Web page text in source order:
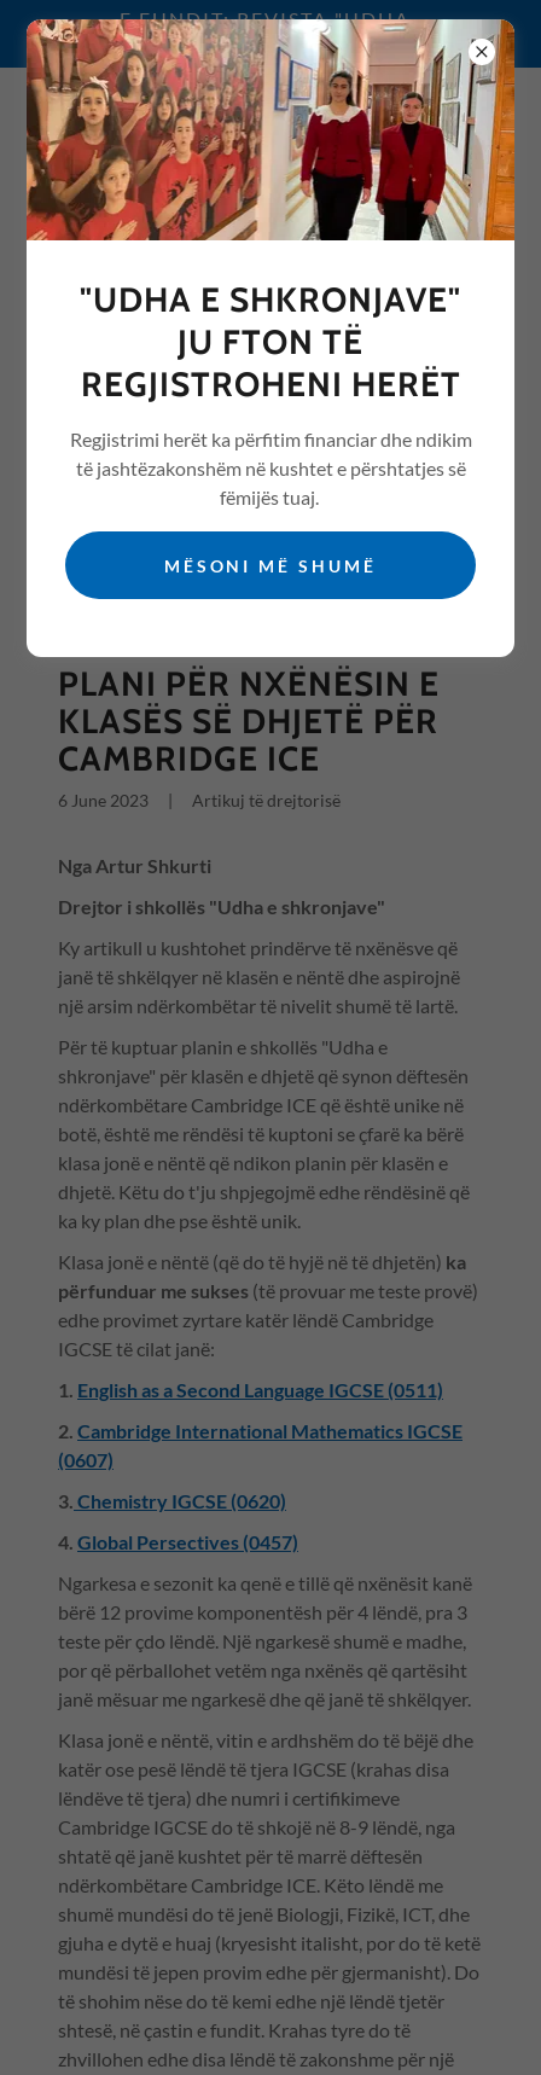
E FUNDIT: REVISTA "UDHA
E SHKRONJAVE" 2026
0692076068
REVISTA "UDHA E
SHKRONJAVE" ME ARTIKUJ
NGA ARSIMI /EDUCATION
All Posts
PLANI PËR NXËNËSIN E
KLASËS SË DHJETË PËR
CAMBRIDGE ICE
6 June 2023 Artikuj të drejtorisë
Nga Artur Shkurti
Drejtor i shkollës "Udha e shkronjave"
Ky artikull u kushtohet prindërve të nxënësve që
janë të shkëlqyer në klasën e nëntë dhe aspirojnë
një arsim ndërkombëtar të nivelit shumë të lartë.
Për të kuptuar planin e shkollës "Udha e
shkronjave" për klasën e dhjetë që synon dëftesën
ndërkombëtare Cambridge ICE që është unike në
botë, është me rëndësi të kuptoni se çfarë ka bërë
klasa jonë e nëntë që ndikon planin për klasën e
dhjetë. Këtu do t'ju shpjegojmë edhe rëndësinë që
ka ky plan dhe pse është unik.
Klasa jonë e nëntë (që do të hyjë në të dhjetën) ka
përfunduar me sukses (të provuar me teste provë)
edhe provimet zyrtare katër lëndë Cambridge
IGCSE të cilat janë:
1. English as a Second Language IGCSE (0511)
2. Cambridge International Mathematics IGCSE
(0607)
3. Chemistry IGCSE (0620)
4. Global Persectives (0457)
Ngarkesa e sezonit ka qenë e tillë që nxënësit kanë
bërë 12 provime komponentësh për 4 lëndë, pra 3
teste për çdo lëndë. Një ngarkesë shumë e madhe,
por që përballohet vetëm nga nxënës që qartësiht
janë mësuar me ngarkesë dhe që janë të shkëlqyer.
Klasa jonë e nëntë, vitin e ardhshëm do të bëjë dhe
katër ose pesë lëndë të tjera IGCSE (krahas disa
lëndëve të tjera) dhe numri i certifikimeve
Cambridge IGCSE do të shkojë në 8-9 lëndë, nga
shtatë që janë kushtet për të marrë dëftesën
ndërkombëtare Cambridge ICE. Këto lëndë me
shumë mundësi do të jenë Biologji, Fizikë, ICT, dhe
gjuha e dytë e huaj (kryesisht italisht, por do të ketë
mundësi të jepen provim edhe për gjermanisht). Do
të shohim nëse do të kemi edhe një lëndë tjetër
shtesë, në çastin e fundit. Krahas tyre do të
zhvillohen edhe disa lëndë të zakonshme për një
"UDHA E SHKRONJAVE"
JU FTON TË
REGJISTROHENI HERËT
Regjistrimi herët ka përfitim financiar dhe ndikim
të jashtëzakonshëm në kushtet e përshtatjes së
fëmijës tuaj.
MËSONI MË SHUMË